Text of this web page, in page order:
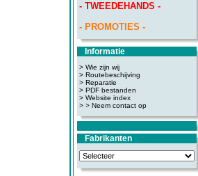
- TWEEDEHANDS -
- PROMOTIES -
Informatie
> Wie zijn wij
> Routebeschijving
> Reparatie
> PDF bestanden
> Website index
> > Neem contact op
Fabrikanten